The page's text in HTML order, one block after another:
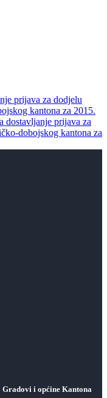
prijava za dodjelu
kantona za 2015.
dostavljanje prijava za
dobojskog kantona za
Gradovi i općine Kantona